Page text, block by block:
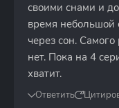
своими снами и
время небольшой
через сон.
нет. Пока на 4
хватит.
Ответить